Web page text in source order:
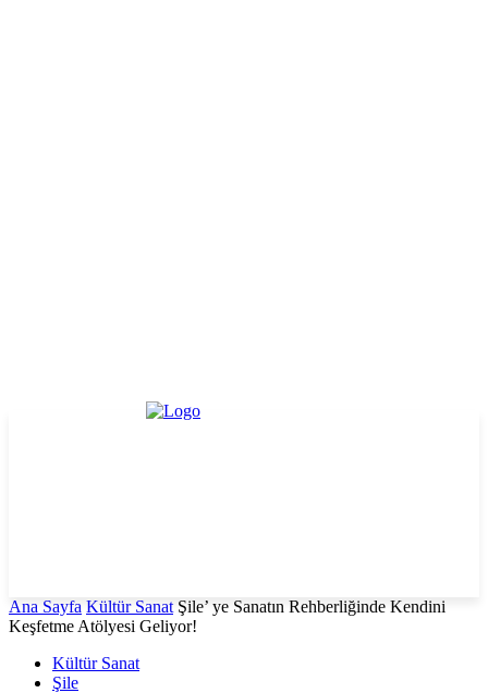
Ana Sayfa Kültür Sanat Şile’ ye Sanatın Rehberliğinde Kendini
Keşfetme Atölyesi Geliyor!
Kültür Sanat
Şile